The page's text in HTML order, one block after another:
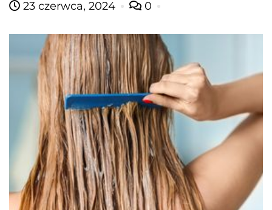
23 czerwca, 2024 0